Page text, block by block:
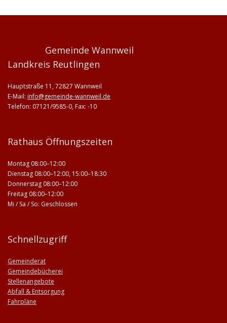
Gemeinde Wannweil
Landkreis Reutlingen
Hauptstraße 11, 72827 Wannweil
E-Mail: info@gemeinde-wannweil.de
Telefon: 07121/9585-0, Fax: -10
Rathaus Öffnungszeiten
Montag 08:00–12:00
Dienstag 08:00–12:00, 15:00–18:30
Donnerstag 08:00–12:00
Freitag 08:00–12:00
Mi / Sa / So: Geschlossen
Schnellzugriff
Gemeinderat
Gemeindebücherei
Stellenangebote
Abfall & Entsorgung
Fahrpläne